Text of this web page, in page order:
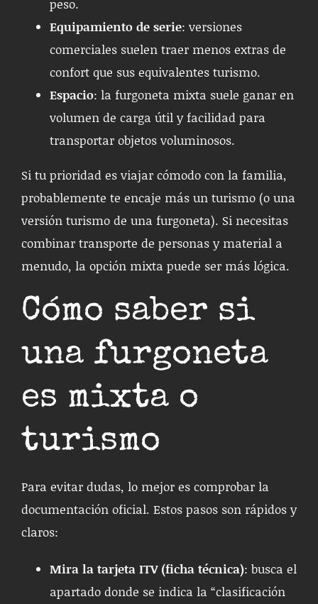
Equipamiento de serie: versiones
comerciales suelen traer menos extras de
confort que sus equivalentes turismo.
Espacio: la furgoneta mixta suele ganar en
volumen de carga útil y facilidad para
transportar objetos voluminosos.
Si tu prioridad es viajar cómodo con la familia,
probablemente te encaje más un turismo (o una
versión turismo de una furgoneta). Si necesitas
combinar transporte de personas y material a
menudo, la opción mixta puede ser más lógica.
Cómo saber si
una furgoneta
es mixta o
turismo
Para evitar dudas, lo mejor es comprobar la
documentación oficial. Estos pasos son rápidos y
claros:
Mira la tarjeta ITV (ficha técnica): busca el
apartado donde se indica la “clasificación